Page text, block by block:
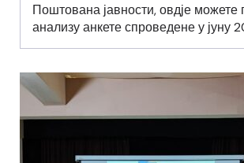
Поштована јавности, овдје можете
анализу анкете спроведене у јуну